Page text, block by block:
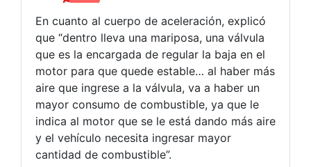
En cuanto al cuerpo de aceleración, explicó
que “dentro lleva una mariposa, una válvula
que es la encargada de regular la baja en el
motor para que quede estable… al haber más
aire que ingrese a la válvula, va a haber un
mayor consumo de combustible, ya que le
indica al motor que se le está dando más aire
y el vehículo necesita ingresar mayor
cantidad de combustible”.